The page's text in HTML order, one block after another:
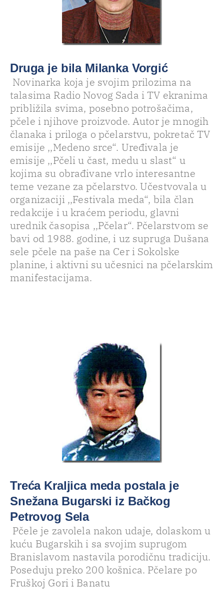
Druga je bila Milanka Vorgić
Novinarka koja je svojim prilozima na
talasima Radio Novog Sada i TV ekranima
približila svima, posebno potrošačima,
pčele i njihove proizvode. Autor je mnogih
članaka i priloga o pčelarstvu, pokretač TV
emisije ,,Medeno srce“. Uređivala je
emisije ,,Pčeli u čast, medu u slast“ u
kojima su obrađivane vrlo interesantne
teme vezane za pčelarstvo. Učestvovala u
organizaciji ,,Festivala meda“, bila član
redakcije i u kraćem periodu, glavni
urednik časopisa ,,Pčelar“. Pčelarstvom se
bavi od 1988. godine, i uz supruga Dušana
sele pčele na paše na Cer i Sokolske
planine, i aktivni su učesnici na pčelarskim
manifestacijama.
Treća Kraljica meda postala je
Snežana Bugarski iz Bačkog
Petrovog Sela
Pčele je zavolela nakon udaje, dolaskom u
kuću Bugarskih i sa svojim suprugom
Branislavom nastavila porodičnu tradiciju.
Poseduju preko 200 košnica. Pčelare po
Fruškoj Gori i Banatu